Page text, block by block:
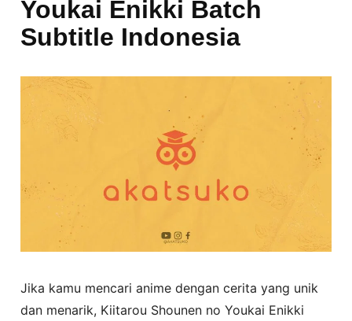
Youkai Enikki Batch
Subtitle Indonesia
Jika kamu mencari anime dengan cerita yang unik
dan menarik, Kiitarou Shounen no Youkai Enikki